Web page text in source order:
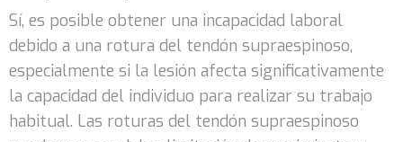
Sí, es posible obtener una incapacidad laboral
debido a una rotura del tendón supraespinoso,
especialmente si la lesión afecta significativamente
la capacidad del individuo para realizar su trabajo
habitual. Las roturas del tendón supraespinoso